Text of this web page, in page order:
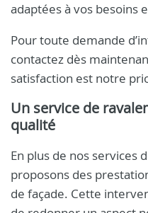
adaptées à vos besoins
Pour toute demande
contactez dès
satisfaction est notre
Un service de
qualité
En plus de nos services
proposons des
de façade. Cette